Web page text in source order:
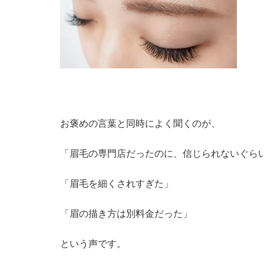
お褒めの言葉と同時によく聞くのが、
「眉毛の専門店だったのに、信じられないぐら
「眉毛を細くされすぎた」
「眉の描き方は別料金だった」
という声です。